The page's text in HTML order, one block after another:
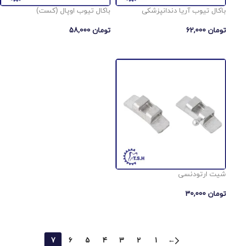
باکال تیوب آریا دندانپزشکی
تومان
باکال تیوب اوپال (کست)
تومان
شیت ارتودنسی
تومان
←
1
2
3
4
5
6
7